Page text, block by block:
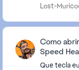
uma conta
Lost-
Como
Speed
Que tecla